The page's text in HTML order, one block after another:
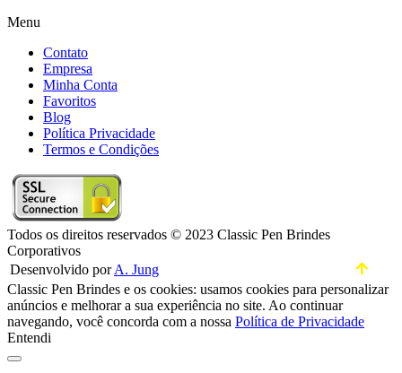
Menu
Contato
Empresa
Minha Conta
Favoritos
Blog
Política Privacidade
Termos e Condições
Todos os direitos reservados © 2023 Classic Pen Brindes
Corporativos
Desenvolvido porA. Jung
Classic Pen Brindes e os cookies: usamos cookies para personalizar
anúncios e melhorar a sua experiência no site. Ao continuar
navegando, você concorda com a nossa Política de Privacidade
Entendi